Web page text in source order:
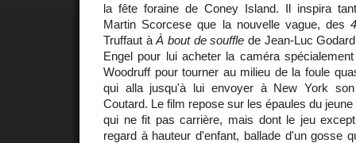
la fête foraine de Coney Island. Il inspira
Martin Scorcese que la nouvelle vague, des
Truffaut àÀ bout de souffle de Jean-Luc
Engel pour lui acheter la caméra
Woodruff pour tourner au milieu de la foule
qui alla jusqu'à lui envoyer à New York
Coutard. Le film repose sur les épaules du
qui ne fit pas carrière, mais dont le jeu
regard à hauteur d'enfant, ballade d'un gosse